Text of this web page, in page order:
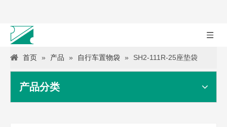
首页 » 产品 » 自行车置物袋 » SH2-111R-25座垫袋
产品分类